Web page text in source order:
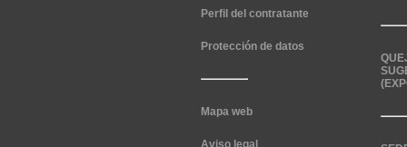
Perfil del contratante
Protección de datos
Mapa web
Aviso legal